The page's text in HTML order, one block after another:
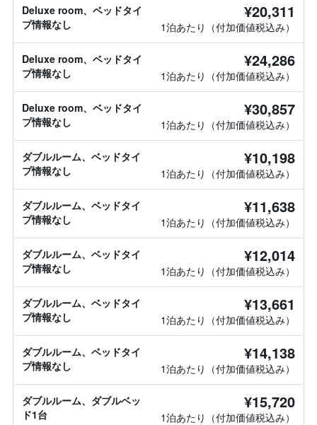
Deluxe room、ベッドタイ
プ情報なし
¥20,311
1泊あたり（付加価値税込み）
Deluxe room、ベッドタイ
プ情報なし
¥24,286
1泊あたり（付加価値税込み）
Deluxe room、ベッドタイ
プ情報なし
¥30,857
1泊あたり（付加価値税込み）
ダブルルーム、ベッドタイ
プ情報なし
¥10,198
1泊あたり（付加価値税込み）
ダブルルーム、ベッドタイ
プ情報なし
¥11,638
1泊あたり（付加価値税込み）
ダブルルーム、ベッドタイ
プ情報なし
¥12,014
1泊あたり（付加価値税込み）
ダブルルーム、ベッドタイ
プ情報なし
¥13,661
1泊あたり（付加価値税込み）
ダブルルーム、ベッドタイ
プ情報なし
¥14,138
1泊あたり（付加価値税込み）
ダブルルーム、ダブルベッ
ド1台
¥15,720
1泊あたり（付加価値税込み）